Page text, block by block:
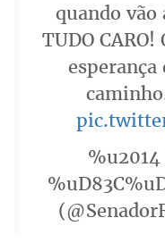
quando vão
TUDO
esperança